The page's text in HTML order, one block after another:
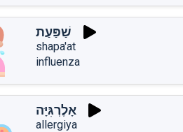
שַׁפַּעַת
shapa'at
influenza
אָלֶרְגִּיָּה
allergiya